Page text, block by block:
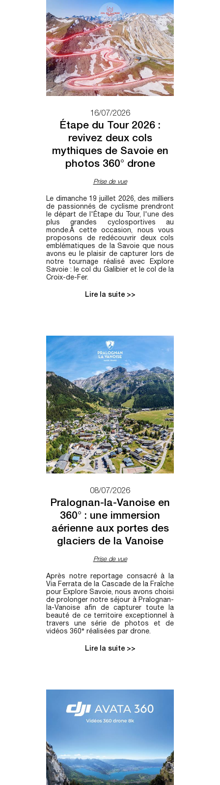
16/07/2026
Étape du Tour 2026 :
revivez deux cols
mythiques de Savoie en
photos 360° drone
Prise de vue
Le dimanche 19 juillet 2026, des milliers
de passionnés de cyclisme prendront
le départ de l'Étape du Tour, l'une des
plus grandes cyclosportives au
monde.À cette occasion, nous vous
proposons de redécouvrir deux cols
emblématiques de la Savoie que nous
avons eu le plaisir de capturer lors de
notre tournage réalisé avec Explore
Savoie : le col du Galibier et le col de la
Croix-de-Fer.
Lire la suite >>
08/07/2026
Pralognan-la-Vanoise en
360° : une immersion
aérienne aux portes des
glaciers de la Vanoise
Prise de vue
Après notre reportage consacré à la
Via Ferrata de la Cascade de la Fraîche
pour Explore Savoie, nous avons choisi
de prolonger notre séjour à Pralognan-
la-Vanoise afin de capturer toute la
beauté de ce territoire exceptionnel à
travers une série de photos et de
vidéos 360° réalisées par drone.
Lire la suite >>